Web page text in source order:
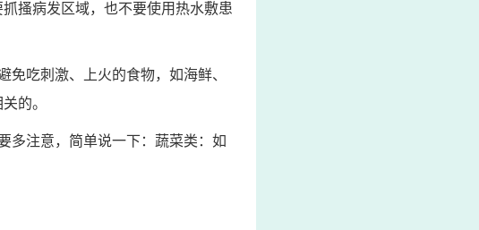
搔病发区域，也不要使用热水敷患
吃刺激、上火的食物，如海鲜、
的。
多注意，简单说一下：蔬菜类：如